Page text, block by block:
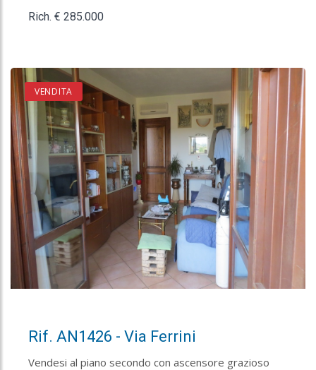
Rich. € 285.000
VENDITA
Rif. AN1426 - Via Ferrini
Vendesi al piano secondo con ascensore grazioso